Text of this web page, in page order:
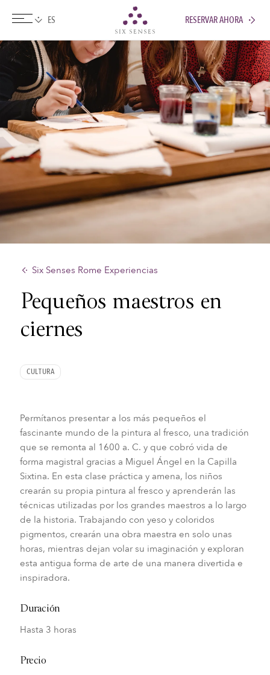
Six sensesRESERVAR AHORA
Six Senses Rome Experiencias
Pequeños maestros en
ciernes
CULTURA
Permítanos presentar a los más pequeños el
fascinante mundo de la pintura al fresco, una tradición
que se remonta al 1600 a. C. y que cobró vida de
forma magistral gracias a Miguel Ángel en la Capilla
Sixtina. En esta clase práctica y amena, los niños
crearán su propia pintura al fresco y aprenderán las
técnicas utilizadas por los grandes maestros a lo largo
de la historia. Trabajando con yeso y coloridos
pigmentos, crearán una obra maestra en solo unas
horas, mientras dejan volar su imaginación y exploran
esta antigua forma de arte de una manera divertida e
inspiradora.
Duración
Hasta 3 horas
Precio